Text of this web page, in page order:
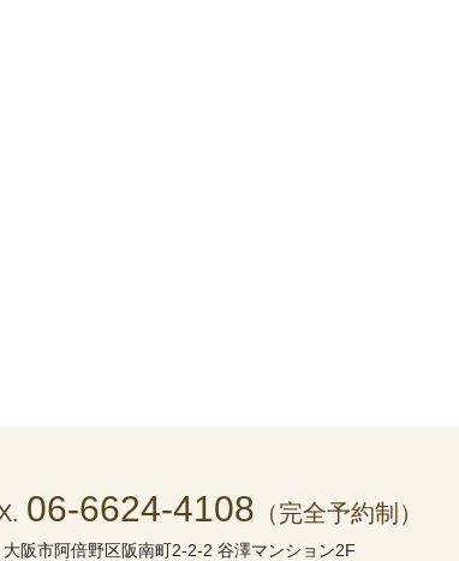
06-6624-4108 （完全予約制）
大阪市阿倍野区阪南町2-2-2 谷澤マンション2F